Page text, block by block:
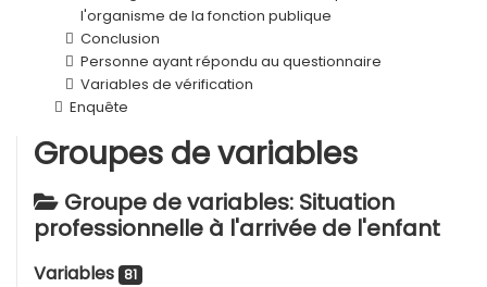
l'organisme de la fonction publique
Conclusion
Personne ayant répondu au questionnaire
Variables de vérification
Enquête
Groupes de variables
Groupe de variables: Situation
professionnelle à l'arrivée de l'enfant
Variables 81